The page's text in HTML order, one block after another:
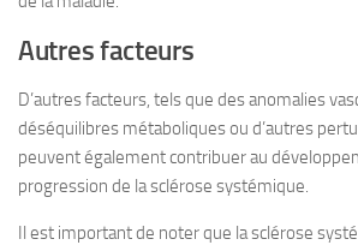
Autres facteurs
D’autres facteurs, tels que des anomalies
déséquilibres métaboliques ou d’autres
peuvent également contribuer au
progression de la sclérose systémique.
Il est important de noter que la sclérose